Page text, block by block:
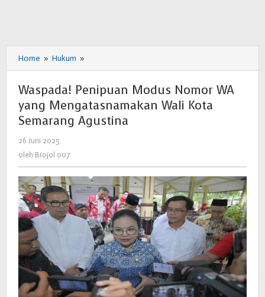
Home » Hukum »
Penipuan
Modus
Nomor
WA
yang
Semarang
Agustina
Waspada! Penipuan Modus Nomor WA
yang Mengatasnamakan Wali Kota
Semarang Agustina
26 Juni 2025
Brojol
oleh Brojol 007